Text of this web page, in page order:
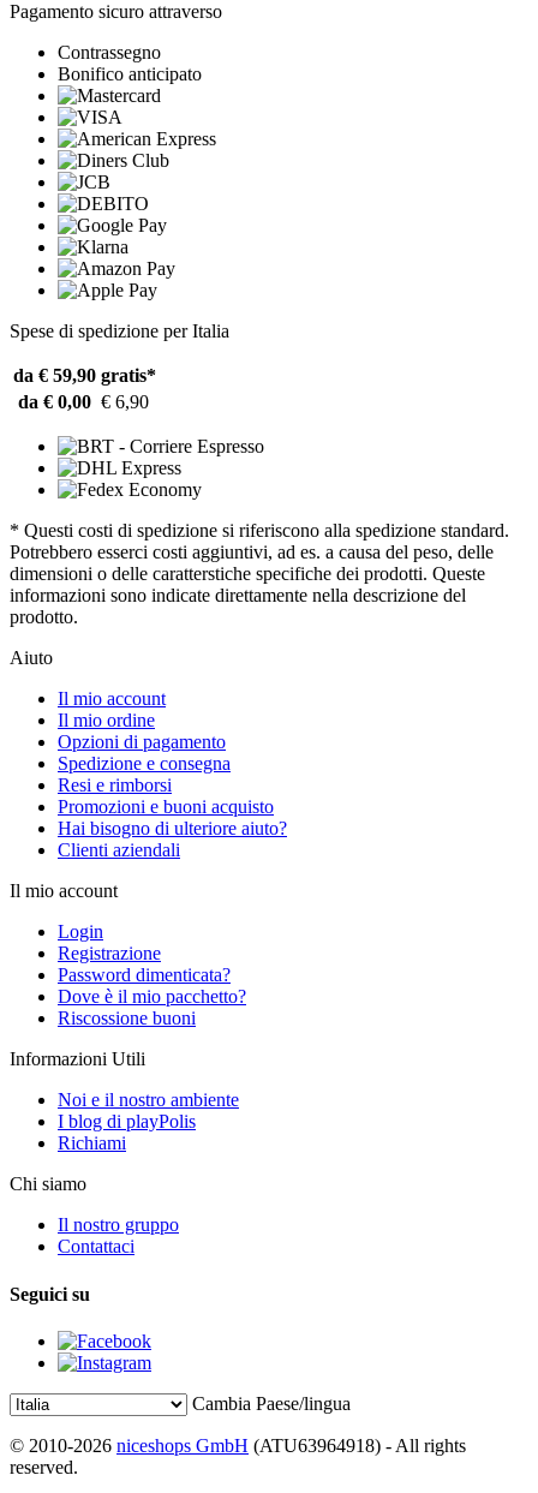
Pagamento sicuro attraverso
Contrassegno
Bonifico anticipato
Spese di spedizione per Italia
da € 59,90 gratis*
da € 0,00 € 6,90
* Questi costi di spedizione si riferiscono alla spedizione standard.
Potrebbero esserci costi aggiuntivi, ad es. a causa del peso, delle
dimensioni o delle caratterstiche specifiche dei prodotti. Queste
informazioni sono indicate direttamente nella descrizione del
prodotto.
Aiuto
Il mio account
Il mio ordine
Opzioni di pagamento
Spedizione e consegna
Resi e rimborsi
Promozioni e buoni acquisto
Hai bisogno di ulteriore aiuto?
Clienti aziendali
Il mio account
Login
Registrazione
Password dimenticata?
Dove è il mio pacchetto?
Riscossione buoni
Informazioni Utili
Noi e il nostro ambiente
I blog di playPolis
Richiami
Chi siamo
Il nostro gruppo
Contattaci
Seguici su
Cambia Paese/lingua
© 2010-2026 niceshops GmbH (ATU63964918) - All rights
reserved.